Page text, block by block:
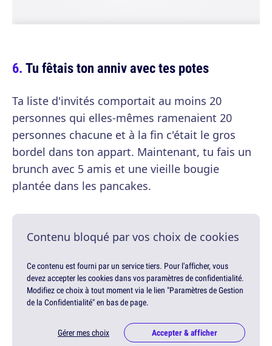
Tu fêtais ton anniv avec tes potes
Ta liste d'invités comportait au moins 20
personnes qui elles-mêmes ramenaient 20
personnes chacune et à la fin c'était le gros
bordel dans ton appart. Maintenant, tu fais un
brunch avec 5 amis et une vieille bougie
plantée dans les pancakes.
Contenu bloqué par vos choix de cookies
Ce contenu est fourni par un service tiers. Pour l'afficher, vous
devez accepter les cookies dans vos paramètres de confidentialité.
Modifiez ce choix à tout moment via le lien "Paramètres de Gestion
de la Confidentialité" en bas de page.
Gérer mes choix Accepter & afficher